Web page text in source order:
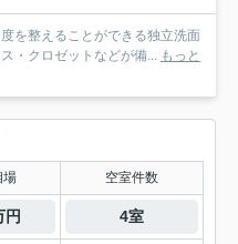
を整えることができる独立洗面
・クロゼットなどが備... もっと
場 空室件数
円 4室